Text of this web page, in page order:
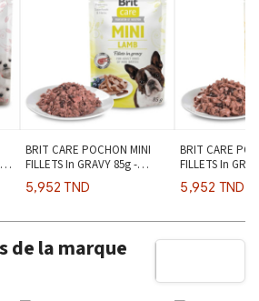
BRIT CARE POCHON MINI
FILLETS In GRAVY 85g -
Agneau
5,952 TND
BRIT CARE
FILLETS In
& Saumon
5,952 TND
de la marque